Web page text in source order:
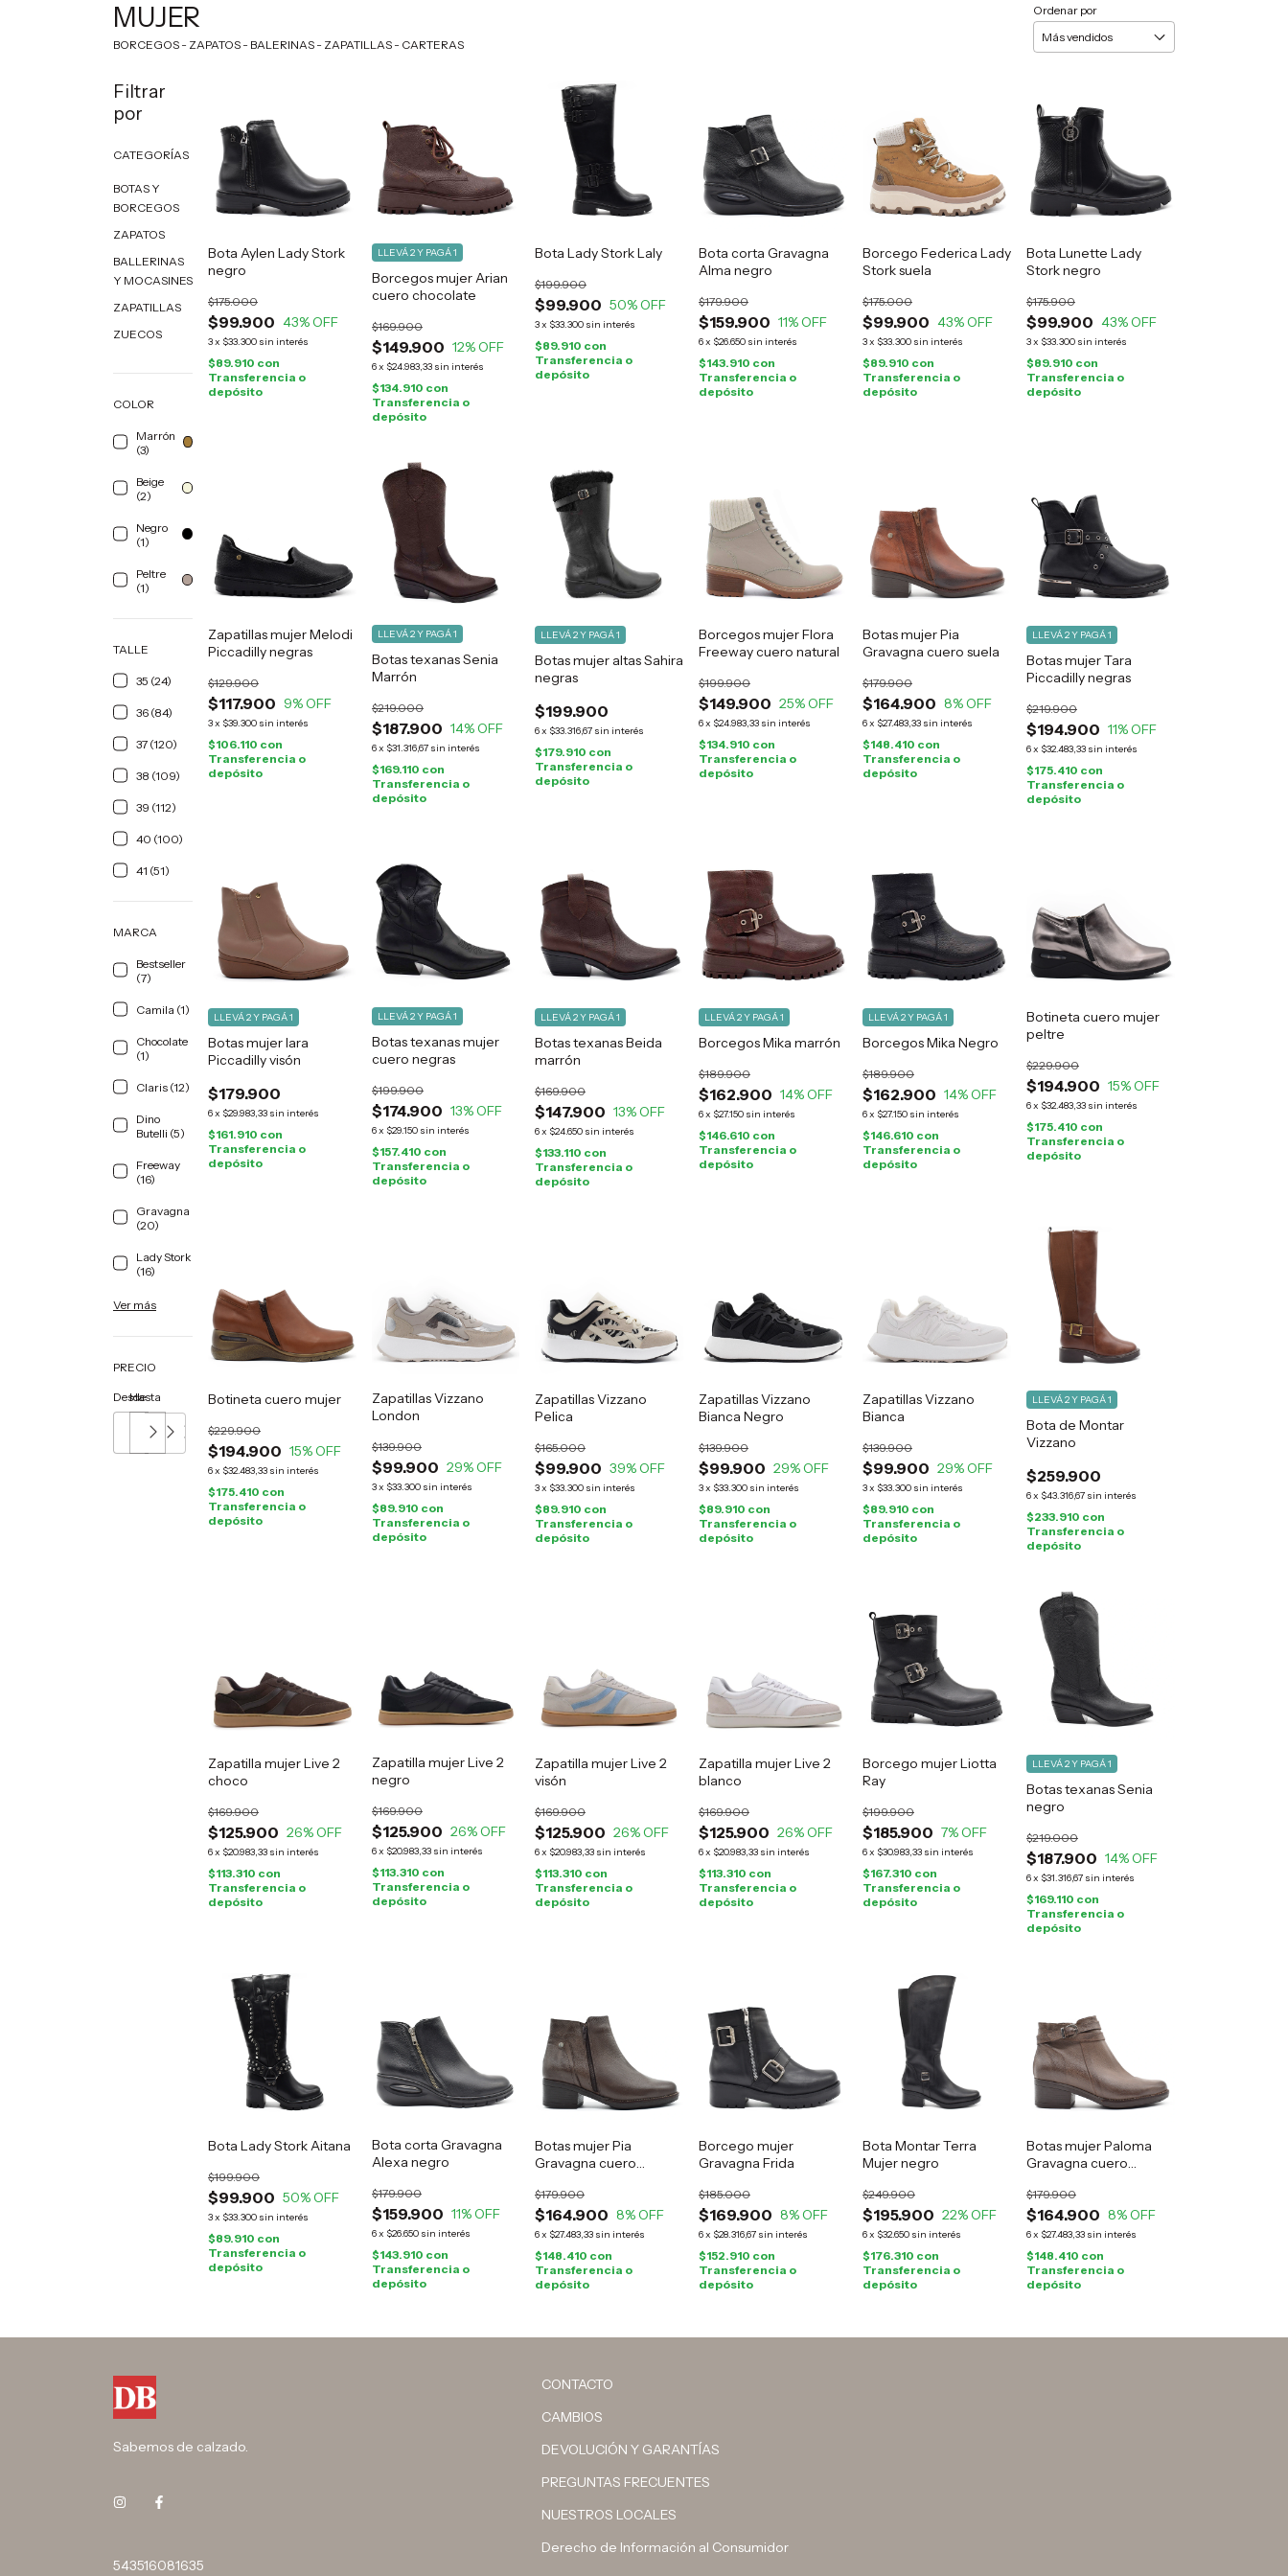
MUJER
BORCEGOS - ZAPATOS - BALERINAS - ZAPATILLAS - CARTERAS
Ordenar por
Filtrar
por
CATEGORÍAS
BOTAS Y
BORCEGOS
ZAPATOS
BALLERINAS
Y MOCASINES
ZAPATILLAS
ZUECOS
COLOR
Marrón
(3)
Beige
(2)
Negro
(1)
Peltre
(1)
TALLE
35 (24)
36 (84)
37 (120)
38 (109)
39 (112)
40 (100)
41 (51)
MARCA
Bestseller
(7)
Camila (1)
Chocolate
(1)
Claris (12)
Dino
Butelli (5)
Freeway
(16)
Gravagna
(20)
Lady Stork
(16)
Ver más
PRECIO
DesdeHasta
Bota Aylen Lady Stork
negro
$99.900
$175.000
43% OFF
3x $33.300 sin interés
$89.910 con
Transferencia o
depósito
Borcegos mujer Arian
cuero chocolate
$149.900
$169.900
12% OFF
6x $24.983,33 sin interés
LLEVÁ 2 Y PAGÁ 1
$134.910 con
Transferencia o
depósito
Bota Lady Stork Laly
$99.900
$199.900
50% OFF
3x $33.300 sin interés
$89.910 con
Transferencia o
depósito
Bota corta Gravagna
Alma negro
$159.900
$179.900
11% OFF
6x $26.650 sin interés
$143.910 con
Transferencia o
depósito
Borcego Federica Lady
Stork suela
$99.900
$175.000
43% OFF
3x $33.300 sin interés
$89.910 con
Transferencia o
depósito
Bota Lunette Lady
Stork negro
$99.900
$175.900
43% OFF
3x $33.300 sin interés
$89.910 con
Transferencia o
depósito
Zapatillas mujer Melodi
Piccadilly negras
$117.900
$129.900
9% OFF
3x $39.300 sin interés
$106.110 con
Transferencia o
depósito
Botas texanas Senia
Marrón
$187.900
$219.000
14% OFF
6x $31.316,67 sin interés
LLEVÁ 2 Y PAGÁ 1
$169.110 con
Transferencia o
depósito
Botas mujer altas Sahira
negras
$199.900
6x $33.316,67 sin interés
LLEVÁ 2 Y PAGÁ 1
$179.910 con
Transferencia o
depósito
Borcegos mujer Flora
Freeway cuero natural
$149.900
$199.900
25% OFF
6x $24.983,33 sin interés
$134.910 con
Transferencia o
depósito
Botas mujer Pia
Gravagna cuero suela
$164.900
$179.900
8% OFF
6x $27.483,33 sin interés
$148.410 con
Transferencia o
depósito
Botas mujer Tara
Piccadilly negras
$194.900
$219.900
11% OFF
6x $32.483,33 sin interés
LLEVÁ 2 Y PAGÁ 1
$175.410 con
Transferencia o
depósito
Botas mujer Iara
Piccadilly visón
$179.900
6x $29.983,33 sin interés
LLEVÁ 2 Y PAGÁ 1
$161.910 con
Transferencia o
depósito
Botas texanas mujer
cuero negras
$174.900
$199.900
13% OFF
6x $29.150 sin interés
LLEVÁ 2 Y PAGÁ 1
$157.410 con
Transferencia o
depósito
Botas texanas Beida
marrón
$147.900
$169.900
13% OFF
6x $24.650 sin interés
LLEVÁ 2 Y PAGÁ 1
$133.110 con
Transferencia o
depósito
Borcegos Mika marrón
$162.900
$189.900
14% OFF
6x $27.150 sin interés
LLEVÁ 2 Y PAGÁ 1
$146.610 con
Transferencia o
depósito
Borcegos Mika Negro
$162.900
$189.900
14% OFF
6x $27.150 sin interés
LLEVÁ 2 Y PAGÁ 1
$146.610 con
Transferencia o
depósito
Botineta cuero mujer
peltre
$194.900
$229.900
15% OFF
6x $32.483,33 sin interés
$175.410 con
Transferencia o
depósito
Botineta cuero mujer
$194.900
$229.900
15% OFF
6x $32.483,33 sin interés
$175.410 con
Transferencia o
depósito
Zapatillas Vizzano
London
$99.900
$139.900
29% OFF
3x $33.300 sin interés
$89.910 con
Transferencia o
depósito
Zapatillas Vizzano
Pelica
$99.900
$165.000
39% OFF
3x $33.300 sin interés
$89.910 con
Transferencia o
depósito
Zapatillas Vizzano
Bianca Negro
$99.900
$139.900
29% OFF
3x $33.300 sin interés
$89.910 con
Transferencia o
depósito
Zapatillas Vizzano
Bianca
$99.900
$139.900
29% OFF
3x $33.300 sin interés
$89.910 con
Transferencia o
depósito
Bota de Montar
Vizzano
$259.900
6x $43.316,67 sin interés
LLEVÁ 2 Y PAGÁ 1
$233.910 con
Transferencia o
depósito
Zapatilla mujer Live 2
choco
$125.900
$169.900
26% OFF
6x $20.983,33 sin interés
$113.310 con
Transferencia o
depósito
Zapatilla mujer Live 2
negro
$125.900
$169.900
26% OFF
6x $20.983,33 sin interés
$113.310 con
Transferencia o
depósito
Zapatilla mujer Live 2
visón
$125.900
$169.900
26% OFF
6x $20.983,33 sin interés
$113.310 con
Transferencia o
depósito
Zapatilla mujer Live 2
blanco
$125.900
$169.900
26% OFF
6x $20.983,33 sin interés
$113.310 con
Transferencia o
depósito
Borcego mujer Liotta
Ray
$185.900
$199.900
7% OFF
6x $30.983,33 sin interés
$167.310 con
Transferencia o
depósito
Botas texanas Senia
negro
$187.900
$219.000
14% OFF
6x $31.316,67 sin interés
LLEVÁ 2 Y PAGÁ 1
$169.110 con
Transferencia o
depósito
Bota Lady Stork Aitana
$99.900
$199.900
50% OFF
3x $33.300 sin interés
$89.910 con
Transferencia o
depósito
Bota corta Gravagna
Alexa negro
$159.900
$179.900
11% OFF
6x $26.650 sin interés
$143.910 con
Transferencia o
depósito
Botas mujer Pia
Gravagna cuero
$164.900
$179.900
8% OFF
6x $27.483,33 sin interés
$148.410 con
Transferencia o
depósito
Borcego mujer
Gravagna Frida
$169.900
$185.000
8% OFF
6x $28.316,67 sin interés
$152.910 con
Transferencia o
depósito
Bota Montar Terra
Mujer negro
$195.900
$249.900
22% OFF
6x $32.650 sin interés
$176.310 con
Transferencia o
depósito
Botas mujer Paloma
Gravagna cuero
$164.900
$179.900
8% OFF
6x $27.483,33 sin interés
$148.410 con
Transferencia o
depósito
Sabemos de calzado.
543516081635
CONTACTO
CAMBIOS
DEVOLUCIÓN Y GARANTÍAS
PREGUNTAS FRECUENTES
NUESTROS LOCALES
Derecho de Información al Consumidor